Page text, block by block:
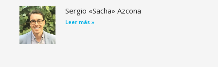
Sergio «Sacha» Azcona
Leer más »